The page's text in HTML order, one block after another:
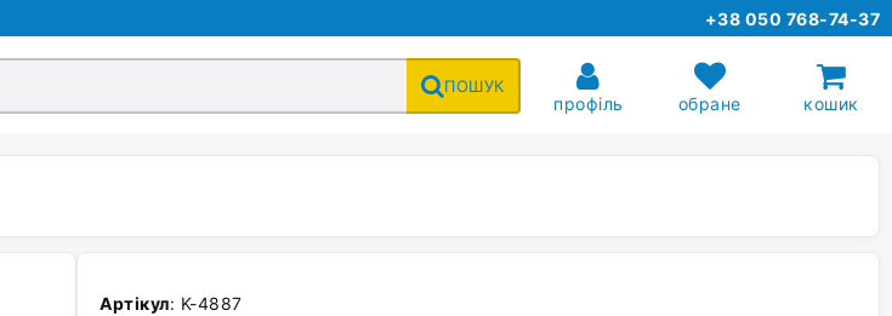
+38 050 768-74-37
ПОШУК
профіль обране кошик
Артікул: K-4887